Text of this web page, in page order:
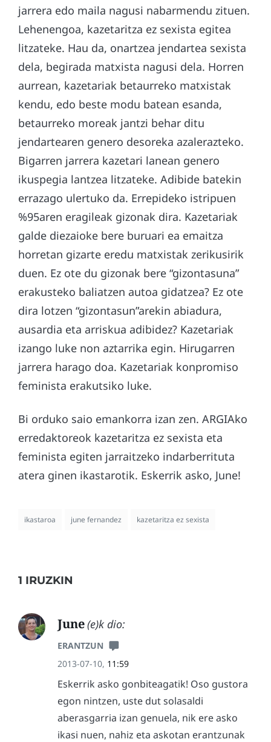
jarrera edo maila nagusi nabarmendu zituen.
Lehenengoa, kazetaritza ez sexista egitea
litzateke. Hau da, onartzea jendartea sexista
dela, begirada matxista nagusi dela. Horren
aurrean, kazetariak betaurreko matxistak
kendu, edo beste modu batean esanda,
betaurreko moreak jantzi behar ditu
jendartearen genero desoreka azalerazteko.
Bigarren jarrera kazetari lanean genero
ikuspegia lantzea litzateke. Adibide batekin
errazago ulertuko da. Errepideko istripuen
%95aren eragileak gizonak dira. Kazetariak
galde diezaioke bere buruari ea emaitza
horretan gizarte eredu matxistak zerikusirik
duen. Ez ote du gizonak bere “gizontasuna”
erakusteko baliatzen autoa gidatzea? Ez ote
dira lotzen “gizontasun”arekin abiadura,
ausardia eta arriskua adibidez? Kazetariak
izango luke non aztarrika egin. Hirugarren
jarrera harago doa. Kazetariak konpromiso
feminista erakutsiko luke.
Bi orduko saio emankorra izan zen. ARGIAko
erredaktoreok kazetaritza ez sexista eta
feminista egiten jarraitzeko indarberrituta
atera ginen ikastarotik. Eskerrik asko, June!
ikastaroa june fernandez kazetaritza ez sexista
1 IRUZKIN
June(e)k dio:
ERANTZUN
2013-07-10, 11:59
Eskerrik asko gonbiteagatik! Oso gustora
egon nintzen, uste dut solasaldi
aberasgarria izan genuela, nik ere asko
ikasi nuen, nahiz eta askotan erantzunak